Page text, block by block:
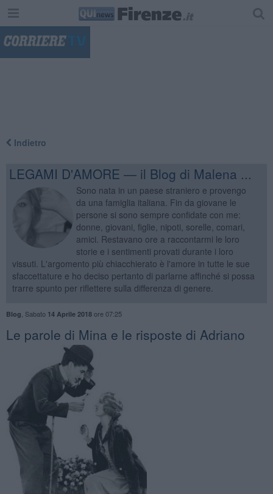
Indietro
LEGAMI D'AMORE — il Blog di Malena ...
Sono nata in un paese straniero e provengo
da una famiglia italiana. Fin da giovane le
persone si sono sempre confidate con me:
donne, giovani, figlie, nipoti, sorelle, comari,
amici. Restavano ore a raccontarmi le loro
storie e i sentimenti provati durante i loro
vissuti. L'argomento più chiacchierato è l'amore in tutte le sue
sfaccettature e ho deciso pertanto di parlarne affinché si possa
trarre spunto per riflettere sulla differenza di genere.
Blog Sabato 14 Aprile 2018ore 07:25
Le parole di Mina e le risposte di Adriano